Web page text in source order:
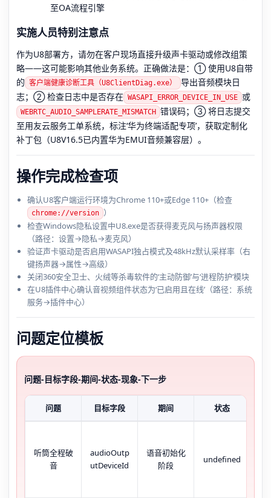
至OA流程引擎
实施人员特别注意点
作为U8部署方，请勿在客户现场直接升级声卡驱动或修改组策
略——这可能影响其他业务系统。正确做法是：① 使用U8自带
的 客户端健康诊断工具（U8ClientDiag.exe）
导出音频模块日
志；② 检查日志中是否存在 WASAPI_ERROR_DEVICE_IN_USE 或
WEBRTC_AUDIO_SAMPLERATE_MISMATCH 错误码；③ 将日志提交
至用友云服务工单系统，标注‘华为终端适配专项’，获取定制化
补丁包（U8V16.5已内置华为EMUI音频兼容层）。
操作完成检查项
确认U8客户端运行环境为Chrome 110+或Edge 110+（检查
chrome://version ）
检查Windows隐私设置中U8.exe是否获得麦克风与扬声器权限
（路径：设置→隐私→麦克风）
验证声卡驱动是否启用WASAPI独占模式及48kHz默认采样率（右
键扬声器→属性→高级）
关闭360安全卫士、火绒等杀毒软件的‘主动防御’与‘进程防护’模块
在U8插件中心确认音视频组件状态为‘已启用且在线’（路径：系统
服务→插件中心）
问题定位模板
问题-目标字段-期间-状态-现象-下一步
问题 目标字段 期间 状态
听筒全程破
音
audioOutp
utDeviceId
语音初始化
阶段
undefined